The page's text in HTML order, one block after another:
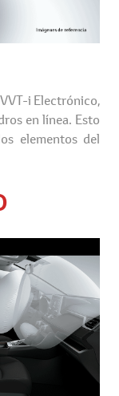
i Electrónico,
en línea. Esto
elementos del